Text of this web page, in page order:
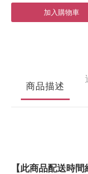
加入購物車
商品描述
【此商品配送時